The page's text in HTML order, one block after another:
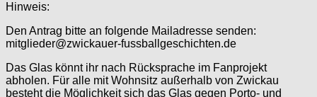
Hinweis:
Den Antrag bitte an folgende Mailadresse senden:
mitglieder@zwickauer-fussballgeschichten.de
Das Glas könnt ihr nach Rücksprache im Fanprojekt
abholen. Für alle mit Wohnsitz außerhalb von Zwickau
besteht die Möglichkeit sich das Glas gegen Porto- und